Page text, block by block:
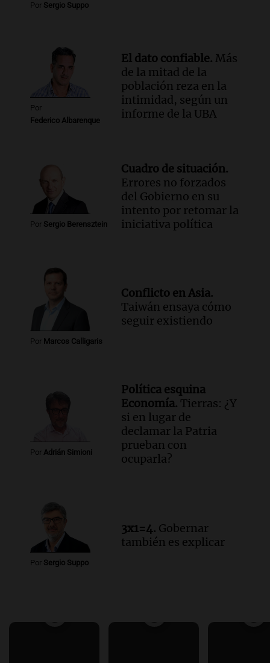
Episodios
fallecimiento de un docente
Panorama Federal
Episodios
Por Sergio Suppo
Por
Federico Albarenque
El dato confiable. Más
de la mitad de la
población reza en la
intimidad, según un
informe de la UBA
Por Sergio Berensztein
Cuadro de situación.
Errores no forzados
del Gobierno en su
intento por retomar la
iniciativa política
Por Marcos Calligaris
Conflicto en Asia.
Taiwán ensaya cómo
seguir existiendo
Por Adrián Simioni
Política esquina
Economía. Tierras: ¿Y
si en lugar de
declamar la Patria
prueban con
ocuparla?
Por Sergio Suppo
3x1=4. Gobernar
también es explicar